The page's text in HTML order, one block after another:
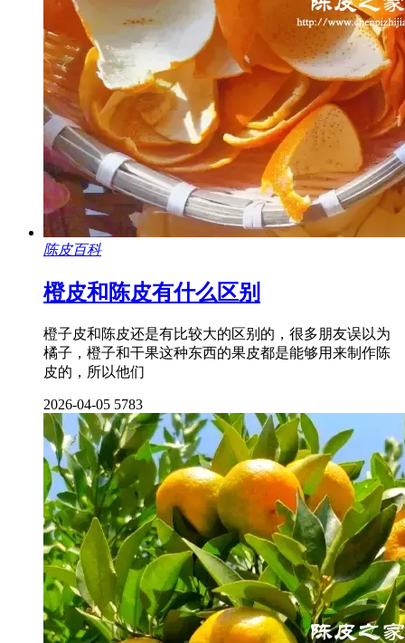
陈皮百科
橙皮和陈皮有什么区别
橙子皮和陈皮还是有比较大的区别的，很多朋友误以为
橘子，橙子和干果这种东西的果皮都是能够用来制作陈
皮的，所以他们
2026-04-05 5783